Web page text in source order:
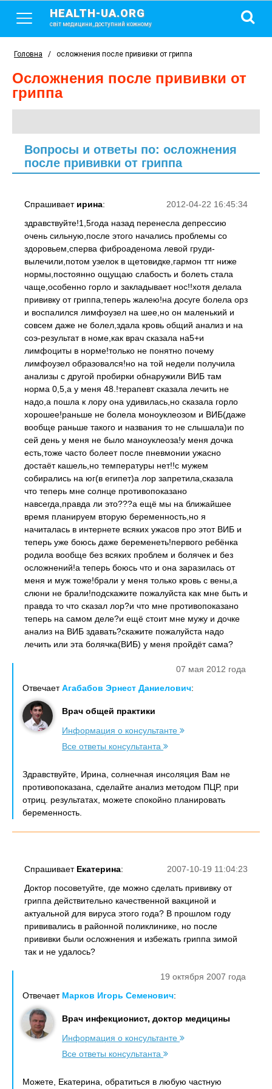
HEALTH-UA.ORG
світ медицини, доступний кожному
Головна / осложнения после прививки от гриппа
осложнения после прививки от
гриппа
Вопросы и ответы по: осложнения
после прививки от гриппа
2012-04-22 16:45:34
Спрашивает ирина:
здравствуйте!1,5года назад перенесла депрессию
очень сильную,после этого начались проблемы со
здоровьем,сперва фиброаденома левой груди-
вылечили,потом узелок в щетовидке,гармон ттг ниже
нормы,постоянно ощущаю слабость и болеть стала
чаще,особенно горло и закладывает нос!!хотя делала
прививку от гриппа,теперь жалею!на досуге болела орз
и воспалился лимфоузел на шее,но он маленький и
совсем даже не болел,здала кровь общий анализ и на
соэ-результат в номе,как врач сказала на5+и
лимфоциты в норме!только не понятно почему
лимфоузел образовался!но на той недели получила
анализы с другой пробирки обнаружили ВИБ там
норма 0,5,а у меня 48.!терапевт сказала лечить не
надо,а пошла к лору она удивилась,но сказала горло
хорошее!раньше не болела моноуклеозом и ВИБ(даже
вообще раньше такого и названия то не слышала)и по
сей день у меня не было маноуклеоза!у меня дочка
есть,тоже часто болеет после пневмонии ужасно
достаёт кашель,но температуры нет!!с мужем
собирались на юг(в египет)а лор запретила,сказала
что теперь мне солнце противопоказано
навсегда,правда ли это???а ещё мы на ближайшее
время планируем вторую беременность,но я
начиталась в интернете всяких ужасов про этот ВИБ и
теперь уже боюсь даже беременеть!первого ребёнка
родила вообще без всяких проблем и болячек и без
осложнений!а теперь боюсь что и она заразилась от
меня и муж тоже!брали у меня только кровь с вены,а
слюни не брали!подскажите пожалуйста как мне быть и
правда то что сказал лор?и что мне противопоказано
теперь на самом деле?и ещё стоит мне мужу и дочке
анализ на ВИБ здавать?скажите пожалуйста надо
лечить или эта болячка(ВИБ) у меня пройдёт сама?
07 мая 2012 года
ОтвечаетАгабабов Эрнест Даниелович:
Врач общей практики
Информация о консультанте
Все ответы консультанта
Здравствуйте, Ирина, солнечная инсоляция Вам не
противопоказана, сделайте анализ методом ПЦР, при
отриц. результатах, можете спокойно планировать
беременность.
2007-10-19 11:04:23
Спрашивает Екатерина:
Доктор посоветуйте, где можно сделать прививку от
гриппа действительно качественной вакциной и
актуальной для вируса этого года? В прошлом году
прививались в районной поликлинике, но после
прививки были осложнения и избежать гриппа зимой
так и не удалось?
19 октября 2007 года
Отвечает Марков Игорь Семенович:
Врач инфекционист, доктор медицины
Информация о консультанте
Все ответы консультанта
Можете, Екатерина, обратиться в любую частную